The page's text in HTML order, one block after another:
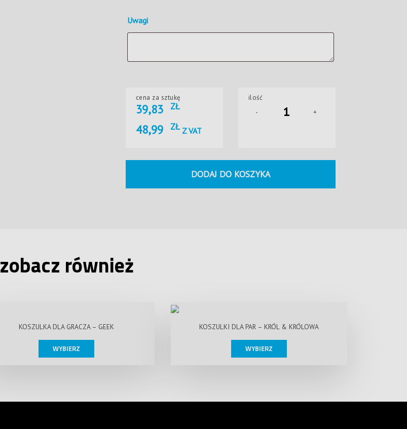
Uwagi
cena za sztukę
39,83 ZŁ
48,99 ZŁZ VAT
ilość
-
+
DODAJ DO KOSZYKA
zobacz również
KOSZULKA DLA GRACZA – GEEK
WYBIERZ
KOSZULKI DLA PAR – KRÓL & KRÓLOWA
WYBIERZ